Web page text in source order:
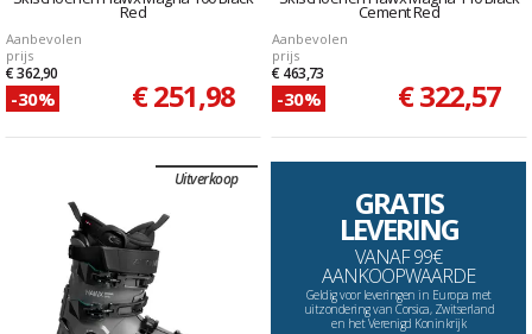
Red
Aanbevolen
prijs
€ 362,90
-30% € 251,98
Cement Red
Aanbevolen
prijs
€ 463,73
-30% € 322,57
Uitverkoop
GRATIS
LEVERING
VANAF 99€
AANKOOPWAARDE
Geldig voor leveringen in Europa met
uitzondering van Corsica, Zwitserland
en het Verenigd Koninkrijk